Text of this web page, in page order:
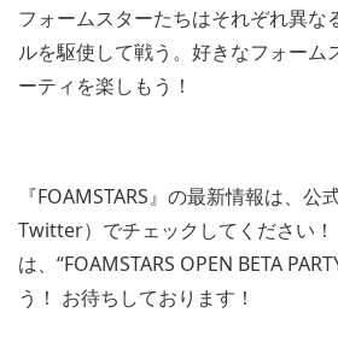
フォームスターたちはそれぞれ異な
ルを駆使して戦う。好きなフォーム
ーティを楽しもう！
『FOAMSTARS』の最新情報は、公
Twitter）でチェックしてください
は、“FOAMSTARS OPEN BETA
う！ お待ちしております！